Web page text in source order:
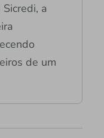
a
de um